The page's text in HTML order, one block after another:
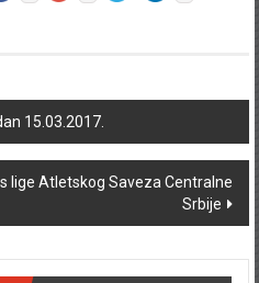
15.03.2017.
lige Atletskog Saveza Centralne
Srbije